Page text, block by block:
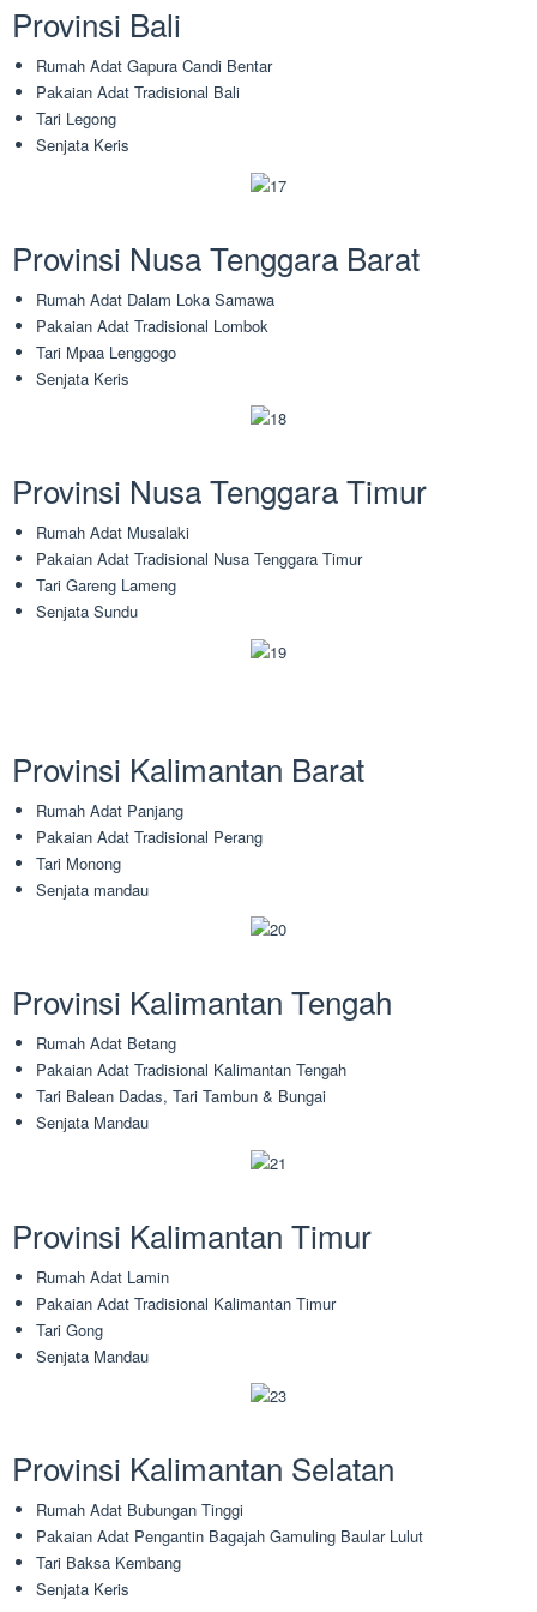
Provinsi Bali
Rumah Adat Gapura Candi Bentar
Pakaian Adat Tradisional Bali
Tari Legong
Senjata Keris
Provinsi Nusa Tenggara Barat
Rumah Adat Dalam Loka Samawa
Pakaian Adat Tradisional Lombok
Tari Mpaa Lenggogo
Senjata Keris
Provinsi Nusa Tenggara Timur
Rumah Adat Musalaki
Pakaian Adat Tradisional Nusa Tenggara Timur
Tari Gareng Lameng
Senjata Sundu
Provinsi Kalimantan Barat
Rumah Adat Panjang
Pakaian Adat Tradisional Perang
Tari Monong
Senjata mandau
Provinsi Kalimantan Tengah
Rumah Adat Betang
Pakaian Adat Tradisional Kalimantan Tengah
Tari Balean Dadas, Tari Tambun & Bungai
Senjata Mandau
Provinsi Kalimantan Timur
Rumah Adat Lamin
Pakaian Adat Tradisional Kalimantan Timur
Tari Gong
Senjata Mandau
Provinsi Kalimantan Selatan
Rumah Adat Bubungan Tinggi
Pakaian Adat Pengantin Bagajah Gamuling Baular Lulut
Tari Baksa Kembang
Senjata Keris